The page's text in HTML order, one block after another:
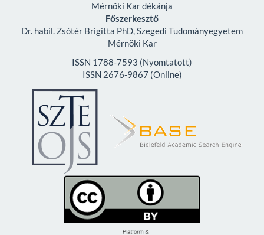
Mérnöki Kar dékánja
Főszerkesztő
Dr. habil. Zsótér Brigitta PhD, Szegedi Tudományegyetem
Mérnöki Kar
ISSN 1788-7593 (Nyomtatott)
ISSN 2676-9867 (Online)